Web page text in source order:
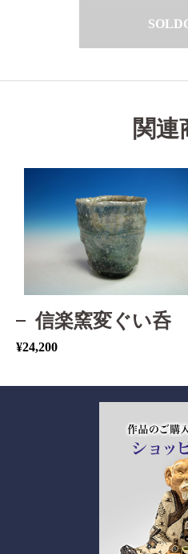
関連
信楽窯変ぐい呑
¥24,200